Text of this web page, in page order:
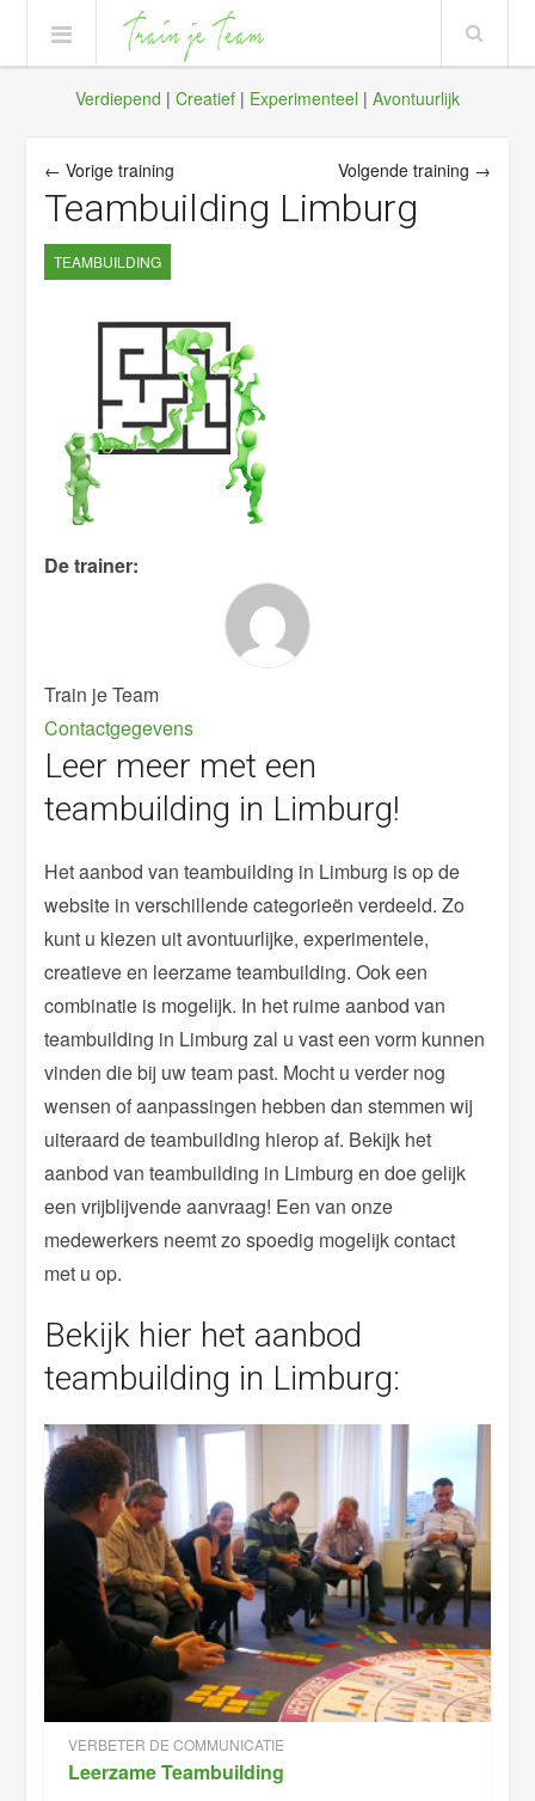
Verdiepend | Creatief | Experimenteel | Avontuurlijk
← Vorige training Volgende training →
Teambuilding Limburg
TEAMBUILDING
De trainer:
Train je Team
Contactgegevens
Leer meer met een
teambuilding in Limburg!
Het aanbod van teambuilding in Limburg is op de
website in verschillende categorieën verdeeld. Zo
kunt u kiezen uit avontuurlijke, experimentele,
creatieve en leerzame teambuilding. Ook een
combinatie is mogelijk. In het ruime aanbod van
teambuilding in Limburg zal u vast een vorm kunnen
vinden die bij uw team past. Mocht u verder nog
wensen of aanpassingen hebben dan stemmen wij
uiteraard de teambuilding hierop af. Bekijk het
aanbod van teambuilding in Limburg en doe gelijk
een vrijblijvende aanvraag! Een van onze
medewerkers neemt zo spoedig mogelijk contact
met u op.
Bekijk hier het aanbod
teambuilding in Limburg:
VERBETER DE COMMUNICATIE
Leerzame Teambuilding